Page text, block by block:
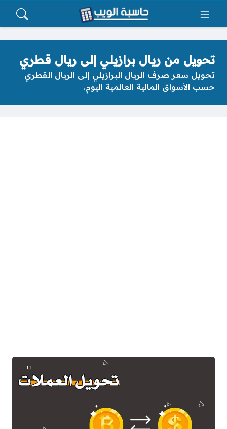
تحويل من ريال برازيلي إلى ريال قطري
تحويل سعر صرف الريال البرازيلي إلى الريال القطري
حسب الأسواق المالية العالمية اليوم.